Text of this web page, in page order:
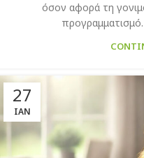
όσον αφορά τη
27
ΙΑΝ